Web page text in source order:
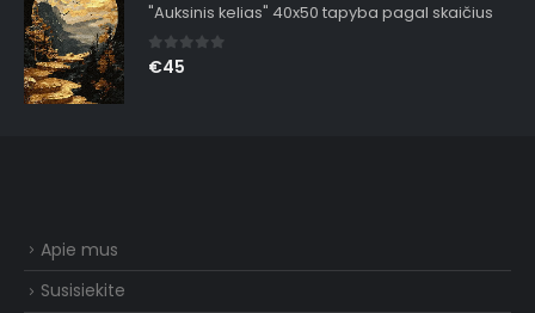
"Auksinis kelias" 40x50 tapyba pagal skaičius
0out of 5
€45
Apie mus
Susisiekite